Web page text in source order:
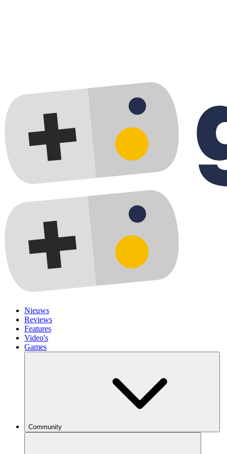
Nieuws
Reviews
Features
Video's
Games
Community